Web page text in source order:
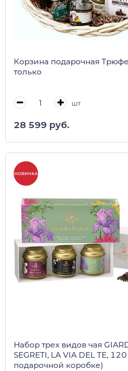
Корзина подарочная
только
шт
28 599 руб.
НОВИНКА
Набор трех видов чая
SEGRETI, LA VIA DEL TE,
подарочной коробке)